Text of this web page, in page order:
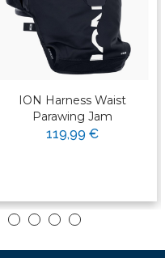
ION Harness Waist
Parawing Jam
119,99 €